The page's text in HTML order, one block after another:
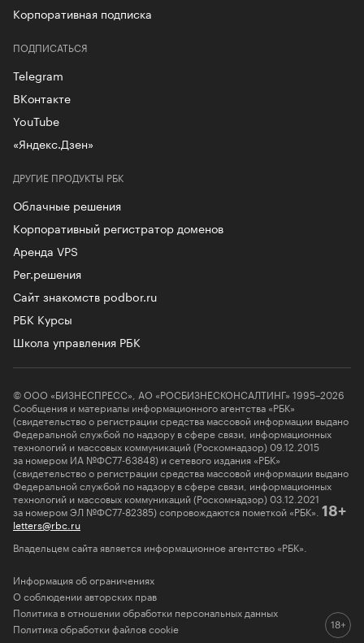
Корпоративная подписка
ДРУГИЕ ПРОДУКТЫ РБК
Облачные решения
Корпоративный регистратор доменов
Аренда VPS
Рег.решения
Сайт знакомств podbor.ru
РБК Курсы
Школа управления РБК
ПОДПИСАТЬСЯ
Telegram
ВКонтакте
YouTube
«Яндекс.Дзен»
© ООО «БИЗНЕСПРЕСС», АО «РОСБИЗНЕСКОНСАЛТИНГ» 1995–2026
Сообщения и материалы информационного агентства «РБК»
(свидетельство о регистрации средства массовой информации выдано
Федеральной службой по надзору в сфере связи, информационных
технологий и массовых коммуникаций (Роскомнадзор) 09.12.2015
за номером ИА №ФС77-63848) и сетевого издания «РБК»
(свидетельство о регистрации средства массовой информации выдано
Федеральной службой по надзору в сфере связи, информационных
технологий и массовых коммуникаций (Роскомнадзор) 03.12.2021
за номером ЭЛ №ФС77-82385) сопровождаются пометкой «РБК». 18+
letters@rbc.ru
Владельцем сайта является информационное агентство «РБК».
Информация об ограничениях
О соблюдении авторских прав
Политика в отношении обработки персональных данных
Политика обработки файлов cookie